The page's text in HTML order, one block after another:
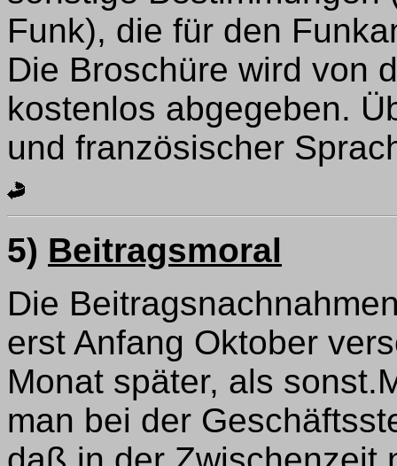
Funk), die für den
Die Broschüre wird von
kostenlos abgegeben.
und französischer
5) Beitragsmoral
Die
erst Anfang Oktober
Monat später, als
man bei der